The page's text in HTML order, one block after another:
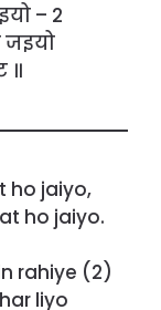
– 2
जइयो
॥
ho jaiyo,
ho jaiyo.
rahiye (2)
liyo